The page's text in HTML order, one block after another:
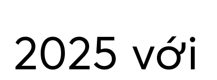
2025 với